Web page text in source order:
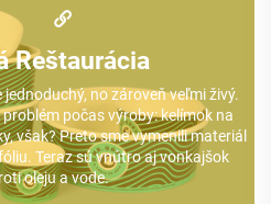
Reštaurácia
no zároveň veľmi živý.
počas výroby: kelímok na
však? Preto sme vymenili materiál
Teraz sú vnútro aj vonkajšok
oleju a vode.